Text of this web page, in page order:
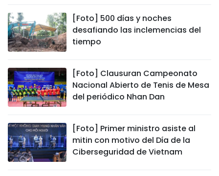
[Foto] 500 días y noches
desafiando las inclemencias del
tiempo
[Foto] Clausuran Campeonato
Nacional Abierto de Tenis de Mesa
del periódico Nhan Dan
[Foto] Primer ministro asiste al
mitin con motivo del Día de la
Ciberseguridad de Vietnam